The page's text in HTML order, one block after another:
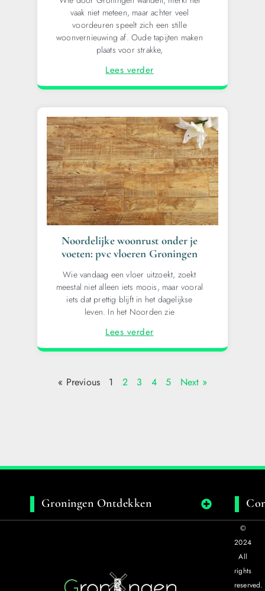
vaak niet meteen, maar achter veel
voordeuren speelt zich een stille
woonvernieuwing af. Oude tapijten maken
plaats voor strakke,
Lees verder
Noordelijke woonrust onder je
voeten: pvc vloeren Groningen
Wie vandaag een vloer uitzoekt, zoekt
meestal niet alleen iets moois, maar vooral
iets dat prettig blijft in het dagelijkse
leven. In het Noorden zie
Lees verder
« Previous 1 2 3 4 5 Next »
Groningen Ontdekken
©
2024
All
rights
reserved.